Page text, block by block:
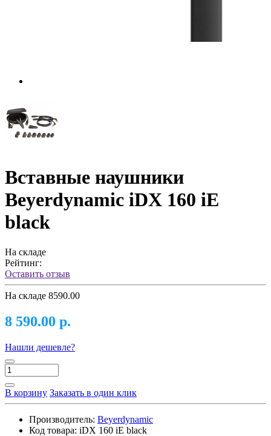
Вставные наушники
Beyerdynamic iDX 160 iE
black
На складе
Рейтинг:
Оставить отзыв
На складе 8590.00
8 590.00 р.
Нашли дешевле?
В корзину Заказать в один клик
Производитель: Beyerdynamic
Код товара: iDX 160 iE black